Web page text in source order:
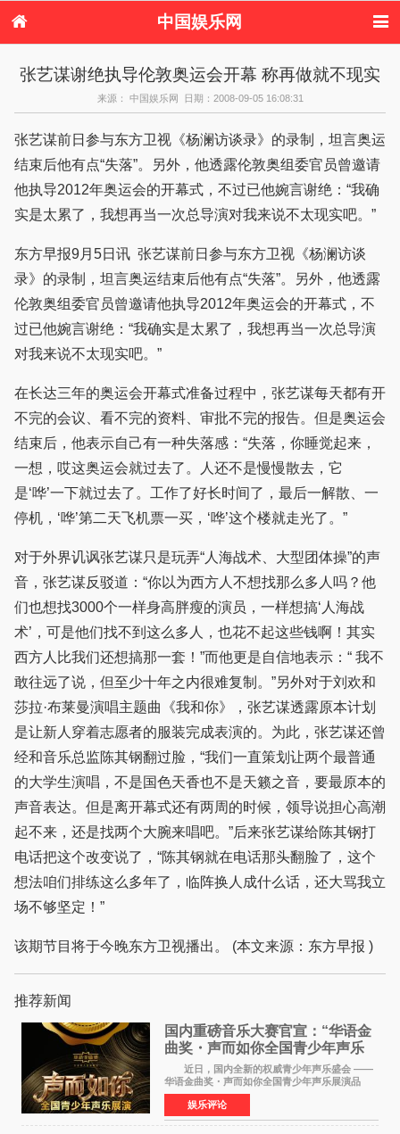
中国娱乐网
港台娱乐
日本娱乐 韩国娱乐
欧美娱乐
音乐新闻 影视新闻
内地明星八卦
港台明星八卦
日本韩国明星
八卦
欧美明星八卦 娱乐评论
张艺谋谢绝执导伦敦奥运会开幕 称再做就不现实
来源： 中国娱乐网 日期：2008-09-05 16:08:31
张艺谋前日参与东方卫视《杨澜访谈录》的录制，坦言奥运
结束后他有点“失落”。另外，他透露伦敦奥组委官员曾邀请
他执导2012年奥运会的开幕式，不过已他婉言谢绝：“我确
实是太累了，我想再当一次总导演对我来说不太现实吧。”
东方早报9月5日讯 张艺谋前日参与东方卫视《杨澜访谈
录》的录制，坦言奥运结束后他有点“失落”。另外，他透露
伦敦奥组委官员曾邀请他执导2012年奥运会的开幕式，不
过已他婉言谢绝：“我确实是太累了，我想再当一次总导演
对我来说不太现实吧。”
在长达三年的奥运会开幕式准备过程中，张艺谋每天都有开
不完的会议、看不完的资料、审批不完的报告。但是奥运会
结束后，他表示自己有一种失落感：“失落，你睡觉起来，
一想，哎这奥运会就过去了。人还不是慢慢散去，它
是‘哗’一下就过去了。工作了好长时间了，最后一解散、一
停机，‘哗’第二天飞机票一买，‘哗’这个楼就走光了。”
对于外界讥讽张艺谋只是玩弄“人海战术、大型团体操”的声
音，张艺谋反驳道：“你以为西方人不想找那么多人吗？他
们也想找3000个一样身高胖瘦的演员，一样想搞‘人海战
术’，可是他们找不到这么多人，也花不起这些钱啊！其实
西方人比我们还想搞那一套！”而他更是自信地表示：“ 我不
敢往远了说，但至少十年之内很难复制。”另外对于刘欢和
莎拉·布莱曼演唱主题曲《我和你》，张艺谋透露原本计划
是让新人穿着志愿者的服装完成表演的。为此，张艺谋还曾
经和音乐总监陈其钢翻过脸，“我们一直策划让两个最普通
的大学生演唱，不是国色天香也不是天籁之音，要最原本的
声音表达。但是离开幕式还有两周的时候，领导说担心高潮
起不来，还是找两个大腕来唱吧。”后来张艺谋给陈其钢打
电话把这个改变说了，“陈其钢就在电话那头翻脸了，这个
想法咱们排练这么多年了，临阵换人成什么话，还大骂我立
场不够坚定！”
该期节目将于今晚东方卫视播出。 (本文来源：东方早报 )
推荐新闻
国内重磅音乐大赛官宣：“华语金
曲奖・声而如你全国青少年声乐
展演” 正式启幕，阿沁出任明星总
评审
近日，国内全新的权威青少年声乐盛会 ——
华语金曲奖・声而如你全国青少年声乐展演品
牌，在湖南长沙隆重举行官宣，国内又一高规格
青少年声乐赛事全面启航。 本赛事由寰宇声
扬联合华语金曲
娱乐评论